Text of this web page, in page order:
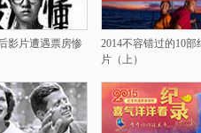
影片遭遇票房惨
2014不容错过的10部
片（上）